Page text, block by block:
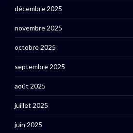
décembre 2025
novembre 2025
octobre 2025
septembre 2025
août 2025
juillet 2025
juin 2025